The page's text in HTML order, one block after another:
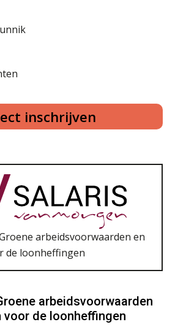
inschrijven
arbeidsvoorwaarden
voor de loonheffingen